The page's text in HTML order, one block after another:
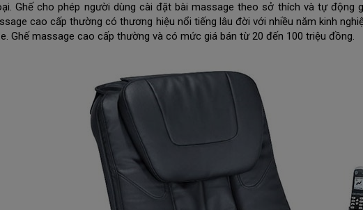
Ghế cho phép người dùng cài đặt bài massage theo sở thích và tự động
cao cấp thường có thương hiệu nổi tiếng lâu đời với nhiều năm kinh
Ghế massage cao cấp thường và có mức giá bán từ 20 đến 100 triệu đồng.